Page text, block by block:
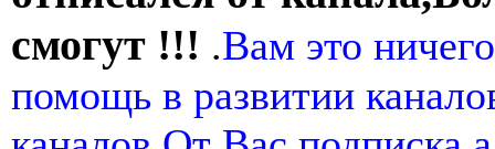
смогут !!! .Вам это
помощь в развитии